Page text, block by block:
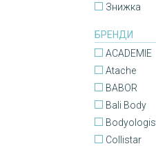
Знижка
БРЕНДИ
ACADEMIE
Atache
BABOR
Bali Body
Collistar